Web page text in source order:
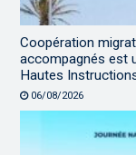
Coopération
accompagnés est
Hautes
06/08/2026